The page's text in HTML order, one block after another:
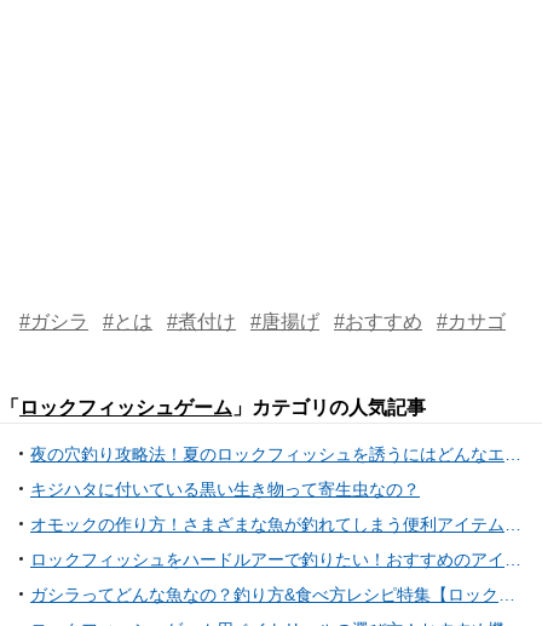
#ガシラ #とは #煮付け #唐揚げ #おすすめ #カサゴ
「 ロックフィッシュゲーム 」カテゴリの人気記事
キジハタに付いている黒い生き物って寄生虫なの？